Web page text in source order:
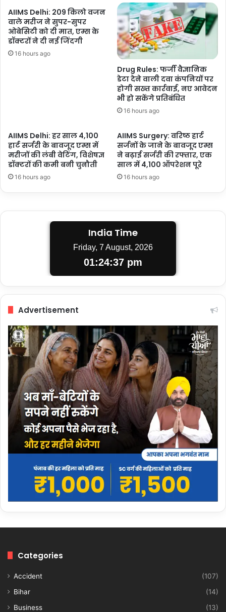
थीं
बोली
पर
भर्तियां,
अब
AIIMS Delhi: 209 किलो वजन
वाले मरीज ने सुपर-सुपर
ओबेसिटी को दी मात, एम्स के
डॉक्टरों ने दी नई जिंदगी
16 hours ago
Drug Rules: फर्जी वैज्ञानिक
डेटा देने वाली दवा कंपनियों पर
होगी सख्त कार्रवाई, नए आवेदन
भी हो सकेंगे प्रतिबंधित
16 hours ago
AIIMS Delhi: हर साल 4,100
हार्ट सर्जरी के बावजूद एम्स में
मरीजों की लंबी वेटिंग, विशेषज्ञ
डॉक्टरों की कमी बनी चुनौती
16 hours ago
AIIMS Surgery: वरिष्ठ हार्ट
सर्जनों के जाने के बावजूद एम्स
ने बढ़ाई सर्जरी की रफ्तार, एक
साल में 4,100 ऑपरेशन पूरे
16 hours ago
India Time
Friday, 7 August, 2026
01:24:37 pm
Advertisement
Categories
Accident
(107)
Bihar
(14)
Business
(13)